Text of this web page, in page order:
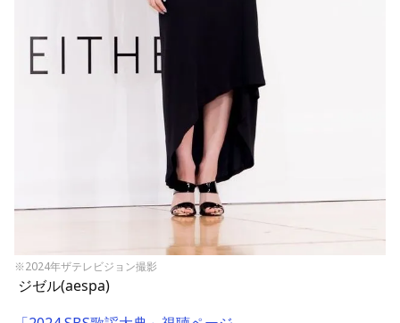
※2024年ザテレビジョン撮影
ジゼル(aespa)